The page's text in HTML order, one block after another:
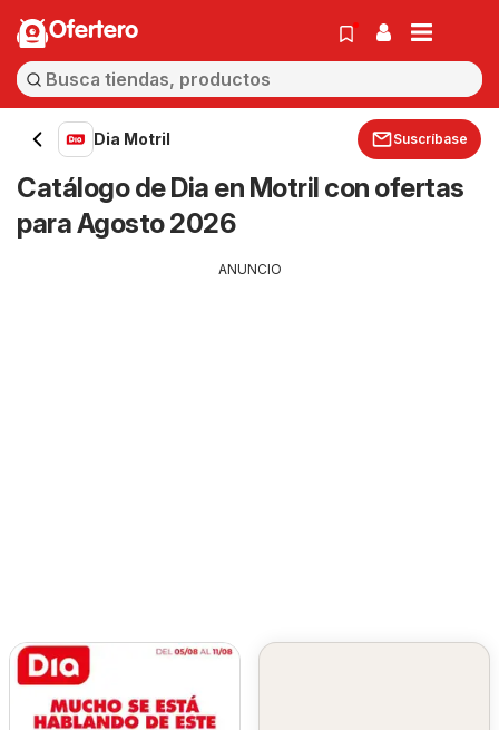
Ofertero
Dia Motril Suscríbase
Catálogo de Dia en Motril con ofertas
para Agosto 2026
ANUNCIO